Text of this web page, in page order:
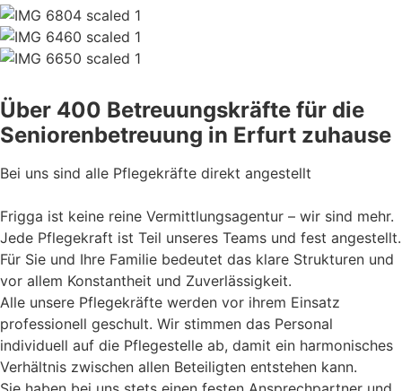
Über 400 Betreuungskräfte für die
Seniorenbetreuung in Erfurt zuhause
Bei uns sind alle Pflegekräfte direkt angestellt
Frigga ist keine reine Vermittlungsagentur – wir sind mehr.
Jede Pflegekraft ist Teil unseres Teams und fest angestellt.
Für Sie und Ihre Familie bedeutet das klare Strukturen und
vor allem Konstantheit und Zuverlässigkeit.
Alle unsere Pflegekräfte werden vor ihrem Einsatz
professionell geschult. Wir stimmen das Personal
individuell auf die Pflegestelle ab, damit ein harmonisches
Verhältnis zwischen allen Beteiligten entstehen kann.